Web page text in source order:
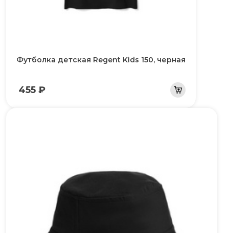
Футболка детская Regent Kids 150, черная
455 ₽